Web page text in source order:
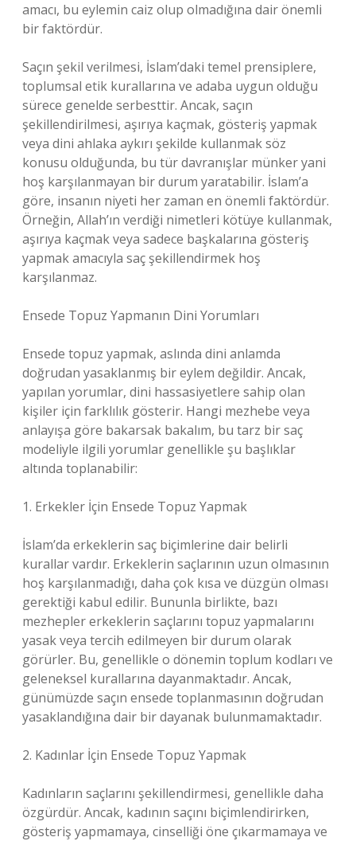
amacı, bu eylemin caiz olup olmadığına dair önemli
bir faktördür.
Saçın şekil verilmesi, İslam’daki temel prensiplere,
toplumsal etik kurallarına ve adaba uygun olduğu
sürece genelde serbesttir. Ancak, saçın
şekillendirilmesi, aşırıya kaçmak, gösteriş yapmak
veya dini ahlaka aykırı şekilde kullanmak söz
konusu olduğunda, bu tür davranışlar münker yani
hoş karşılanmayan bir durum yaratabilir. İslam’a
göre, insanın niyeti her zaman en önemli faktördür.
Örneğin, Allah’ın verdiği nimetleri kötüye kullanmak,
aşırıya kaçmak veya sadece başkalarına gösteriş
yapmak amacıyla saç şekillendirmek hoş
karşılanmaz.
Ensede Topuz Yapmanın Dini Yorumları
Ensede topuz yapmak, aslında dini anlamda
doğrudan yasaklanmış bir eylem değildir. Ancak,
yapılan yorumlar, dini hassasiyetlere sahip olan
kişiler için farklılık gösterir. Hangi mezhebe veya
anlayışa göre bakarsak bakalım, bu tarz bir saç
modeliyle ilgili yorumlar genellikle şu başlıklar
altında toplanabilir:
1. Erkekler İçin Ensede Topuz Yapmak
İslam’da erkeklerin saç biçimlerine dair belirli
kurallar vardır. Erkeklerin saçlarının uzun olmasının
hoş karşılanmadığı, daha çok kısa ve düzgün olması
gerektiği kabul edilir. Bununla birlikte, bazı
mezhepler erkeklerin saçlarını topuz yapmalarını
yasak veya tercih edilmeyen bir durum olarak
görürler. Bu, genellikle o dönemin toplum kodları ve
geleneksel kurallarına dayanmaktadır. Ancak,
günümüzde saçın ensede toplanmasının doğrudan
yasaklandığına dair bir dayanak bulunmamaktadır.
2. Kadınlar İçin Ensede Topuz Yapmak
Kadınların saçlarını şekillendirmesi, genellikle daha
özgürdür. Ancak, kadının saçını biçimlendirirken,
gösteriş yapmamaya, cinselliği öne çıkarmamaya ve